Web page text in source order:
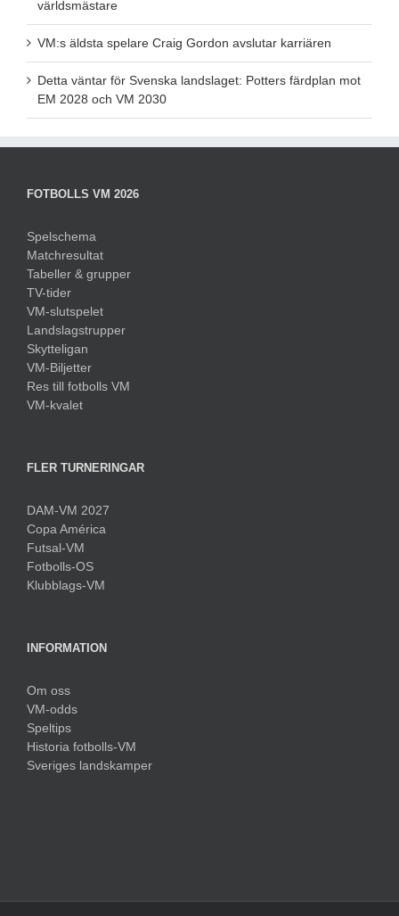
världsmästare
VM:s äldsta spelare Craig Gordon avslutar karriären
Detta väntar för Svenska landslaget: Potters färdplan mot
EM 2028 och VM 2030
FOTBOLLS VM 2026
Spelschema
Matchresultat
Tabeller & grupper
TV-tider
VM-slutspelet
Landslagstrupper
Skytteligan
VM-Biljetter
Res till fotbolls VM
VM-kvalet
FLER TURNERINGAR
DAM-VM 2027
Copa América
Futsal-VM
Fotbolls-OS
Klubblags-VM
INFORMATION
Om oss
VM-odds
Speltips
Historia fotbolls-VM
Sveriges landskamper